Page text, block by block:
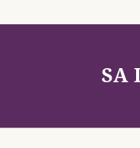
SA